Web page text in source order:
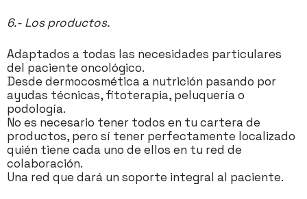
6.- Los productos.
Adaptados a todas las necesidades particulares
del paciente oncológico.
Desde dermocosmética a nutrición pasando por
ayudas técnicas, fitoterapia, peluquería o
podología.
No es necesario tener todos en tu cartera de
productos, pero sí tener perfectamente localizado
quién tiene cada uno de ellos en tu red de
colaboración.
Una red que dará un soporte integral al paciente.